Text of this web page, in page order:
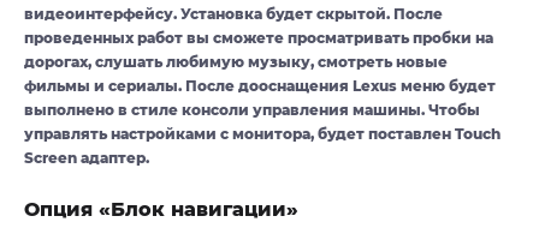
видеоинтерфейсу. Установка будет скрытой. После
проведенных работ вы сможете просматривать пробки на
дорогах, слушать любимую музыку, смотреть новые
фильмы и сериалы. После дооснащения Lexus меню будет
выполнено в стиле консоли управления машины. Чтобы
управлять настройками с монитора, будет поставлен Touch
Screen адаптер.
Опция «Блок навигации»